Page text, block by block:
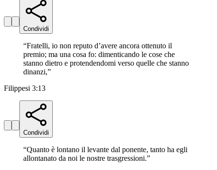
Condividi
“Fratelli, io non reputo d’avere ancora ottenuto il
premio; ma una cosa fo: dimenticando le cose che
stanno dietro e protendendomi verso quelle che stanno
dinanzi,”
Filippesi 3:13
Condividi
“Quanto è lontano il levante dal ponente, tanto ha egli
allontanato da noi le nostre trasgressioni.”